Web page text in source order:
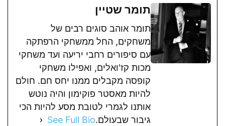
תומר שטיין
תומר אוהב סוגים רבים של
משחקים, החל ממשחקי הרפתקה
עם סיפורים רחבי יריעה ועד משחקי
מכות קז'ואלים, ואפילו משחקי
קופסה מקבלים ממנו יחס חם. חולם
להיות מאסטר פוקימון והיה נוטש
אותנו לגמרי לטובת מסע להיות הכי
גיבור שבעולם.See Full Bio